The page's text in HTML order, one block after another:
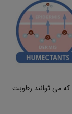
که می توانند رطوبت